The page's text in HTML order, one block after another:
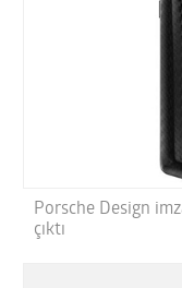
Porsche Design
çıktı